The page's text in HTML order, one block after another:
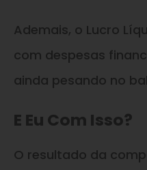
Ademais, o Lucro
com despesas
ainda pesando no
E Eu Com Isso?
O resultado da